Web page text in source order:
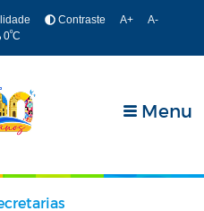
Contraste A+
A-
0ºC
Menu